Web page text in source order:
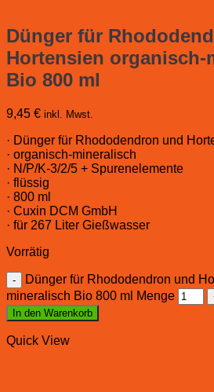
Dünger für
Hortensien organisch-
Bio 800 ml
9,45 € inkl. Mwst.
· Dünger für Rhododendron und
· organisch-mineralisch
· N/P/K-3/2/5 + Spurenelemente
· flüssig
· 800 ml
· Cuxin DCM GmbH
· für 267 Liter Gießwasser
Vorrätig
Dünger für Rhododendron und
mineralisch Bio 800 ml Menge
In den Warenkorb
Quick View